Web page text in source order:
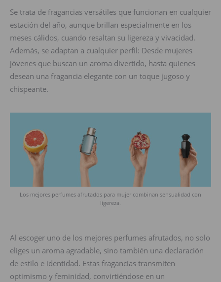
Se trata de fragancias versátiles que funcionan en cualquier
estación del año, aunque brillan especialmente en los
meses cálidos, cuando resaltan su ligereza y vivacidad.
Además, se adaptan a cualquier perfil: Desde mujeres
jóvenes que buscan un aroma divertido, hasta quienes
desean una fragancia elegante con un toque jugoso y
chispeante.
Los mejores perfumes afrutados para mujer combinan sensualidad con
ligereza.
Al escoger uno de los mejores perfumes afrutados, no solo
eliges un aroma agradable, sino también una declaración
de estilo e identidad. Estas fragancias transmiten
optimismo y feminidad, convirtiéndose en un